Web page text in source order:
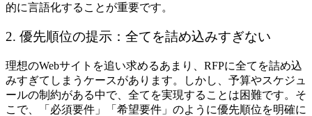
的に言語化することが重要です。
2. 優先順位の提示：全てを詰め込みすぎない
理想のWebサイトを追い求めるあまり、RFPに全てを詰め込
みすぎてしまうケースがあります。しかし、予算やスケジュ
ールの制約がある中で、全てを実現することは困難です。そ
こで、「必須要件」「希望要件」のように優先順位を明確に